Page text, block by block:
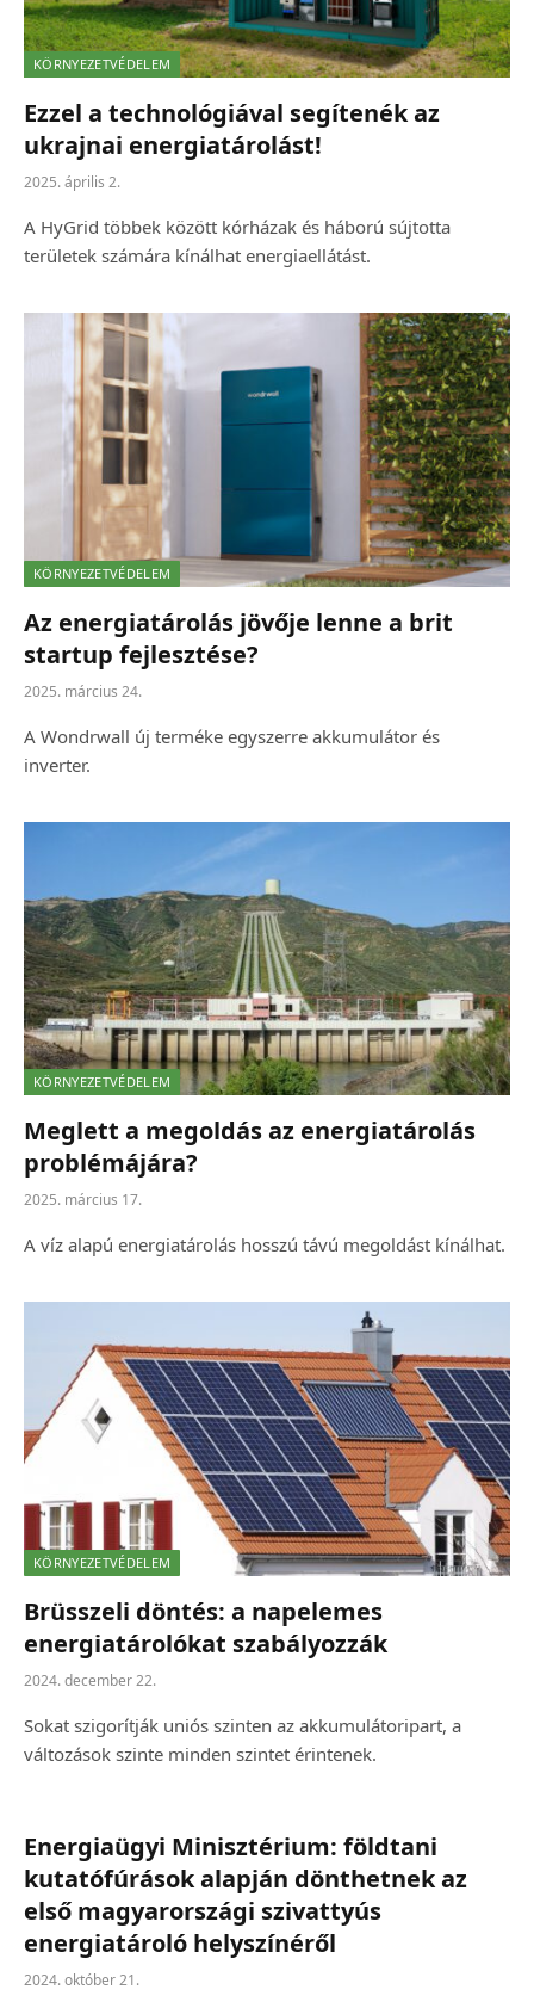
KÖRNYEZETVÉDELEM
Ezzel a technológiával segítenék az
ukrajnai energiatárolást!
2025. április 2.
A HyGrid többek között kórházak és háború sújtotta
területek számára kínálhat energiaellátást.
KÖRNYEZETVÉDELEM
Az energiatárolás jövője lenne a brit
startup fejlesztése?
2025. március 24.
A Wondrwall új terméke egyszerre akkumulátor és
inverter.
KÖRNYEZETVÉDELEM
Meglett a megoldás az energiatárolás
problémájára?
2025. március 17.
A víz alapú energiatárolás hosszú távú megoldást kínálhat.
KÖRNYEZETVÉDELEM
Brüsszeli döntés: a napelemes
energiatárolókat szabályozzák
2024. december 22.
Sokat szigorítják uniós szinten az akkumulátoripart, a
változások szinte minden szintet érintenek.
Energiaügyi Minisztérium: földtani
kutatófúrások alapján dönthetnek az
első magyarországi szivattyús
energiatároló helyszínéről
2024. október 21.